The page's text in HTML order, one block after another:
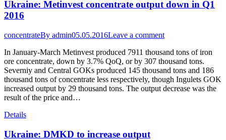
Ukraine: Metinvest concentrate output down in Q1
2016
concentrateBy admin05.05.2016Leave a comment
In January-March Metinvest produced 7911 thousand tons of iron
ore concentrate, down by 3.7% QoQ, or by 307 thousand tons.
Severniy and Central GOKs produced 145 thousand tons and 186
thousand tons of concentrate less respectively, though Ingulets GOK
increased output by 29 thousand tons. The output decrease was the
result of the price and…
Details
Ukraine: DMKD to increase output